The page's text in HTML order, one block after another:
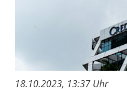
18.10.2023, 13:37 Uhr